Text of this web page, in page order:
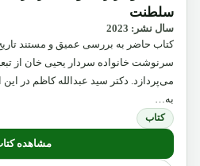
سلطنت
سال نشر: 2023
کتاب حاضر به بررسی عمیق و مستند تاریخ
سرنوشت خانواده سردار یحیی خان از
می‌پردازد. دکتر سید عبدالله کاظم در این
به…
کتاب
مشاهده